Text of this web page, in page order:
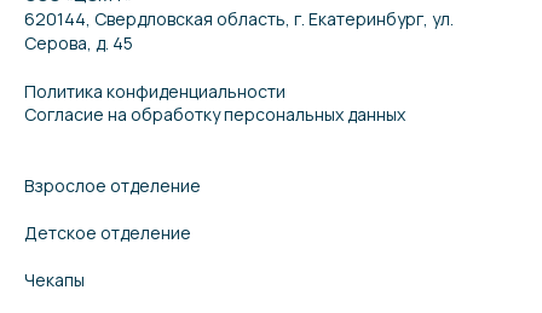
620144, Свердловская область, г. Екатеринбург, ул.
Серова, д. 45
Политика конфиденциальности
Согласие на обработку персональных данных
Взрослое отделение
Детское отделение
Чекапы